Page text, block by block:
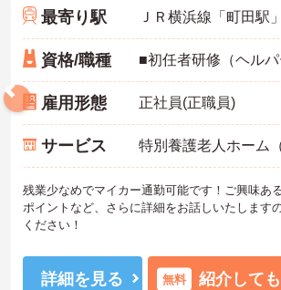
最寄り駅
資格/職種
雇用形態 正社員(正職員)
サービス
残業少なめでマイカー通勤可能です！ご興味あ
ポイントなど、さらに詳細をお話しいたします
ください！
詳細を見る 無料 紹介して